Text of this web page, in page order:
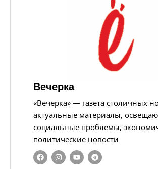
Вечерка
«Вечёрка» — газета столичных
актуальные материалы,
социальные проблемы,
политические новости